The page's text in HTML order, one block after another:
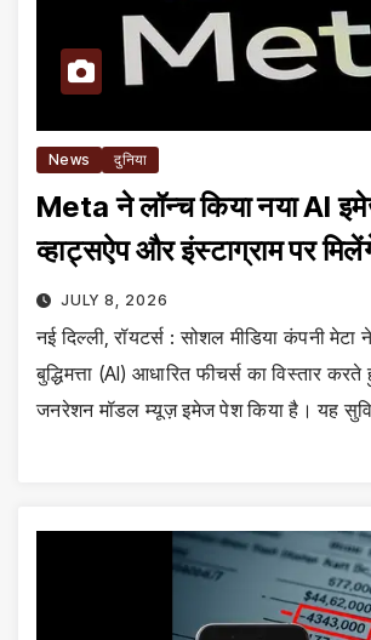
News दुनिया
Meta ने लॉन्च किया नया AI
व्हाट्सऐप और इंस्टाग्राम पर
JULY 8, 2026
नई दिल्ली, रॉयटर्स : सोशल मीडिया कंपनी
बुद्धिमत्ता (AI) आधारित फीचर्स का विस्तार
जनरेशन मॉडल म्यूज़ इमेज पेश किया है। यह